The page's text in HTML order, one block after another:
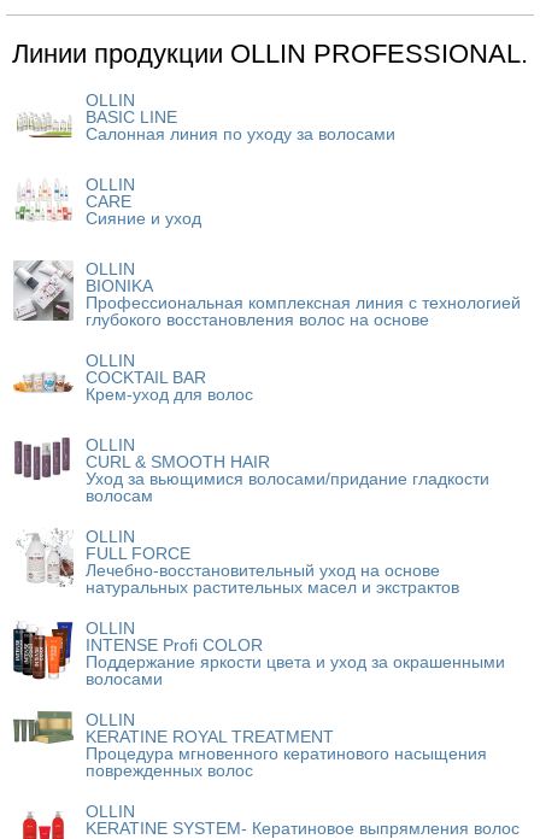
Линии продукции OLLIN PROFESSIONAL.
OLLIN
BASIC LINE
Салонная линия по уходу за волосами
OLLIN
CARE
Сияние и уход
OLLIN
BIONIKA
Профессиональная комплексная линия с технологией
глубокого восстановления волос на основе
OLLIN
COCKTAIL BAR
Крем-уход для волос
OLLIN
CURL & SMOOTH HAIR
Уход за вьющимися волосами/придание гладкости
волосам
OLLIN
FULL FORCE
Лечебно-восстановительный уход на основе
натуральных растительных масел и экстрактов
OLLIN
INTENSE Profi COLOR
Поддержание яркости цвета и уход за окрашенными
волосами
OLLIN
KERATINE ROYAL TREATMENT
Процедура мгновенного кератинового насыщения
поврежденных волос
OLLIN
KERATINE SYSTEM- Кератиновое выпрямления волос